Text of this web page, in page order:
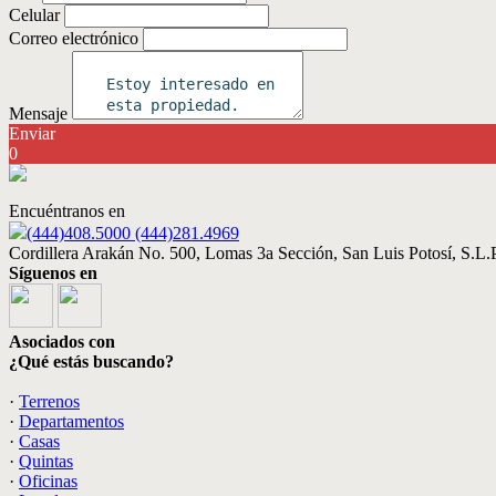
Celular
Correo electrónico
Mensaje
Enviar
0
Encuéntranos en
(444)408.5000 (444)281.4969
Cordillera Arakán No. 500, Lomas 3a Sección, San Luis Potosí,
Síguenos en
Asociados con
¿Qué estás buscando?
· Terrenos
· Departamentos
· Casas
· Quintas
· Oficinas